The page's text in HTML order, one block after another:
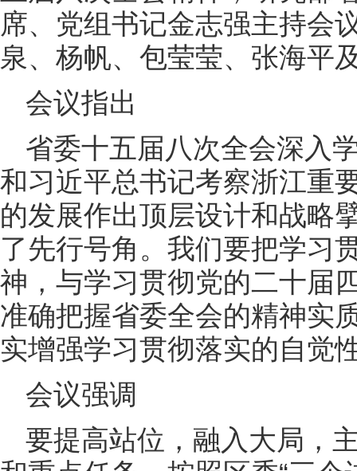
席、党组书记金志强主持会
泉、杨帆、包莹莹、张海平
会议指出
省委十五届八次全会深入
和习近平总书记考察浙江重
的发展作出顶层设计和战略
了先行号角。我们要把学习
神，与学习贯彻党的二十届
准确把握省委全会的精神实
实增强学习贯彻落实的自觉
会议强调
要提高站位，融入大局，